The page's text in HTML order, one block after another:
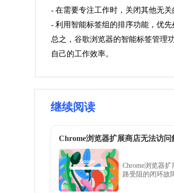
- 在需要专注工作时，关闭其他无
- 利用智能标签组的排序功能，优先
总之，谷歌浏览器的智能标签管理
自己的工作效率。
继续阅读
Chrome浏览器扩展商店无法访问
Chrome浏览器
路受阻的闭环故